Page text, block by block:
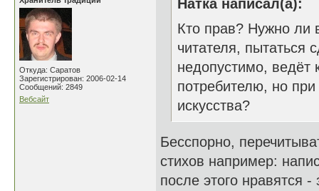
Откуда: Саратов
Зарегистрирован: 2006-02-14
Сообщений: 2849
Вебсайт
Натка написал(а):
Кто прав? Нужно ли
читателя, пытаться
недопустимо, ведёт
потребителю, но
искусства?
Бесспорно,
стихов например:
после этого нравятся